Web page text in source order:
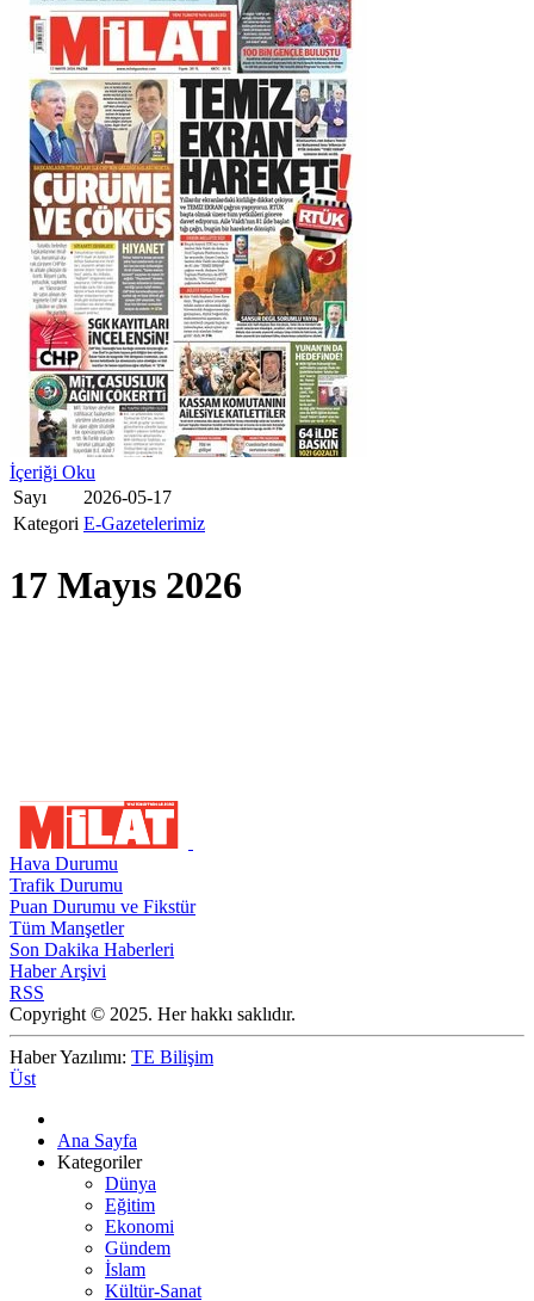
İçeriği Oku
Sayı
2026-05-17
Kategori E-Gazetelerimiz
17 Mayıs 2026
Hava Durumu
Trafik Durumu
Puan Durumu ve Fikstür
Tüm Manşetler
Son Dakika Haberleri
Haber Arşivi
RSS
Copyright © 2025. Her hakkı saklıdır.
Haber Yazılımı: TE Bilişim
Üst
Ana Sayfa
Kategoriler
Dünya
Eğitim
Ekonomi
Gündem
İslam
Kültür-Sanat